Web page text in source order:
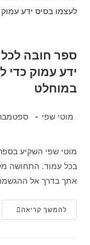
ספר חובה לכל
ידע עמוק
במוחלט
מוטי שפי ספטמבר 16,
מוטי שפי השקיע
בכל עמוד. התחושה
אתך בדרך אל
להמשך קריאה